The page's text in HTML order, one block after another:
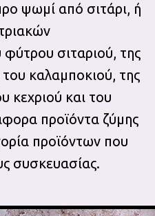
ψωμί από σιτάρι, ή
σιταριού, της
του καλαμποκιού, της
κεχριού και του
προϊόντα ζύμης
προϊόντων που
συσκευασίας.